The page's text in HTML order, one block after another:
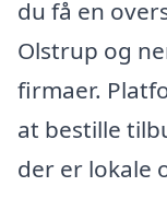
du få en
Olstrup og
firmaer.
at bestille
der er lokale